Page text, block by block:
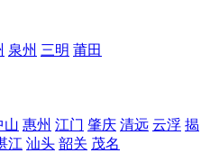
泉州 三明 莆田
山 惠州 江门 肇庆 清远 云浮 揭
江 汕头 韶关 茂名